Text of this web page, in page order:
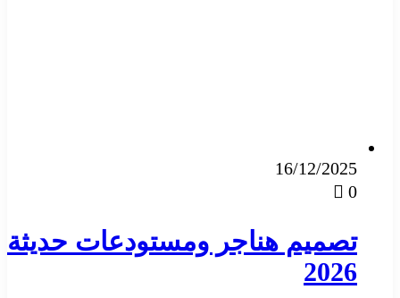
16/12/2025
0
تصميم هناجر ومستودعات حديثة
2026